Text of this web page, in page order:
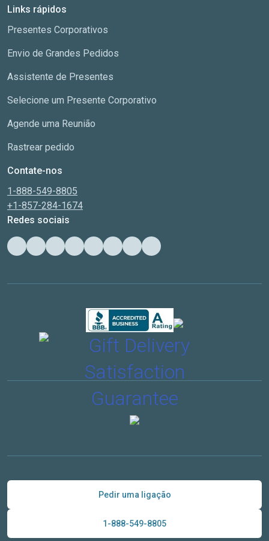
Links rápidos
Presentes Corporativos
Envio de Grandes Pedidos
Assistente de Presentes
Selecione um Presente Corporativo
Agende uma Reunião
Rastrear pedido
Contate-nos
1-888-549-8805
+1-857-284-1674
Redes sociais
Pedir uma ligação
1-888-549-8805